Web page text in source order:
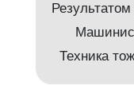
Техника